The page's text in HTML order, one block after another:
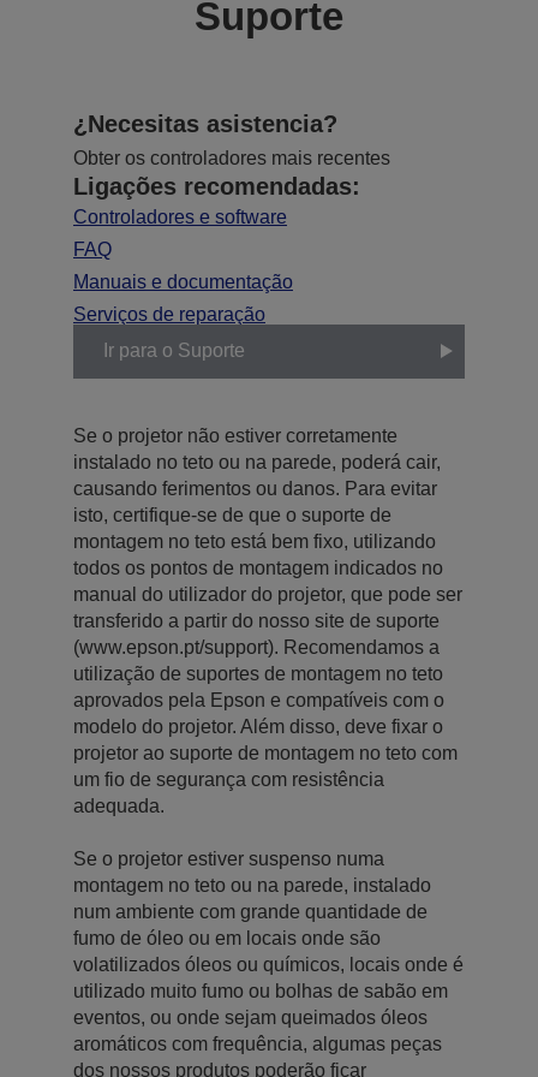
Suporte
¿Necesitas asistencia?
Obter os controladores mais recentes
Ligações recomendadas:
Controladores e software
FAQ
Manuais e documentação
Serviços de reparação
Ir para o Suporte
Se o projetor não estiver corretamente
instalado no teto ou na parede, poderá cair,
causando ferimentos ou danos. Para evitar
isto, certifique-se de que o suporte de
montagem no teto está bem fixo, utilizando
todos os pontos de montagem indicados no
manual do utilizador do projetor, que pode ser
transferido a partir do nosso site de suporte
(www.epson.pt/support). Recomendamos a
utilização de suportes de montagem no teto
aprovados pela Epson e compatíveis com o
modelo do projetor. Além disso, deve fixar o
projetor ao suporte de montagem no teto com
um fio de segurança com resistência
adequada.
Se o projetor estiver suspenso numa
montagem no teto ou na parede, instalado
num ambiente com grande quantidade de
fumo de óleo ou em locais onde são
volatilizados óleos ou químicos, locais onde é
utilizado muito fumo ou bolhas de sabão em
eventos, ou onde sejam queimados óleos
aromáticos com frequência, algumas peças
dos nossos produtos poderão ficar